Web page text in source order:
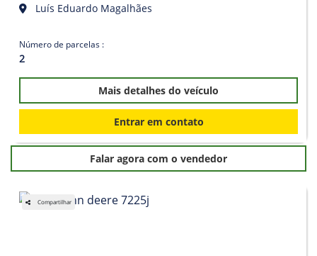
Luís Eduardo Magalhães
Número de parcelas :
2
Mais detalhes do veículo
Entrar em contato
Falar agora com o vendedor
Compartilhar